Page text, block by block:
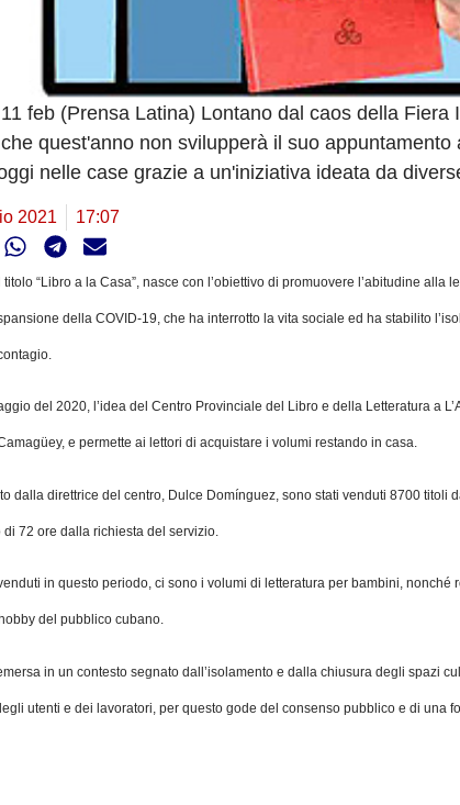
feb (Prensa Latina) Lontano dal caos della Fiera
quest'anno non svilupperà il suo
nelle case grazie a un'iniziativa ideata da
2021 17:07
titolo “Libro a la Casa”, nasce con l’obiettivo di promuovere l’abitudine
della COVID-19, che ha interrotto la vita sociale ed ha stabilito
del 2020, l’idea del Centro Provinciale del Libro e della Letteratura a
e permette ai lettori di acquistare i volumi restando in casa.
dalla direttrice del centro, Dulce Domínguez, sono stati venduti 8700 titoli
72 ore dalla richiesta del servizio.
in questo periodo, ci sono i volumi di letteratura per bambini, nonché
del pubblico cubano.
in un contesto segnato dall’isolamento e dalla chiusura degli spazi
utenti e dei lavoratori, per questo gode del consenso pubblico e di una